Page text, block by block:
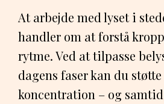
At arbejde med lyset i
handler om at forstå
rytme. Ved at tilpasse
dagens faser kan du
koncentration – og